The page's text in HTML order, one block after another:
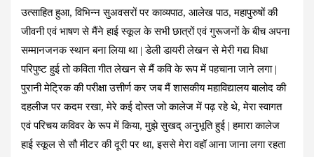
उत्साहित हुआ, विभिन्न सुअवसरों पर काव्यपाठ, आलेख पाठ, महापुरुषों की
जीवनी एवं भाषण से मैंने हाई स्कूल के सभी छात्रों एवं गुरूजनों के बीच अपना
सम्मानजनक स्थान बना लिया था | डेली डायरी लेखन से मेरी गद्य विधा
परिपुष्ट हुई तो कविता गीत लेखन से मैं कवि के रूप में पहचाना जाने लगा |
पुरानी मेट्रिक की परीक्षा उत्तीर्ण कर जब मैं शासकीय महाविद्यालय बालोद की
दहलीज पर कदम रखा, मेरे कई दोस्त जो कालेज में पढ़ रहे थे, मेरा स्वागत
एवं परिचय कविवर के रूप में किया, मुझे सुखद् अनुभूति हुई | हमारा कालेज
हाई स्कूल से सौ मीटर की दूरी पर था, इससे मेरा वहॉ आना जाना लगा रहता